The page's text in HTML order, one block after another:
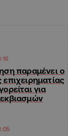
παραμένει ο
για